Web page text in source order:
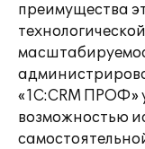
преимущества
«1С:CRM ПРОФ»
возможностью